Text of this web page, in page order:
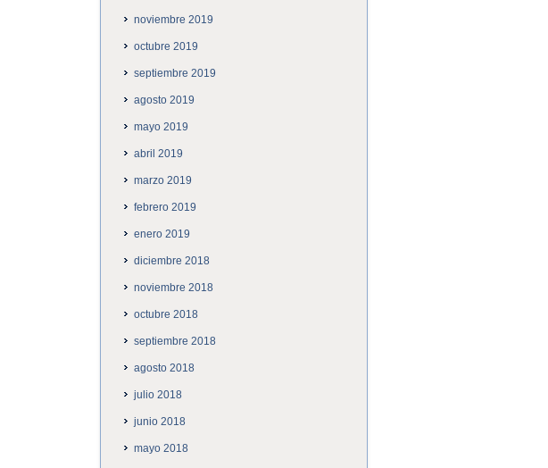
noviembre 2019
octubre 2019
septiembre 2019
agosto 2019
mayo 2019
abril 2019
marzo 2019
febrero 2019
enero 2019
diciembre 2018
noviembre 2018
octubre 2018
septiembre 2018
agosto 2018
julio 2018
junio 2018
mayo 2018